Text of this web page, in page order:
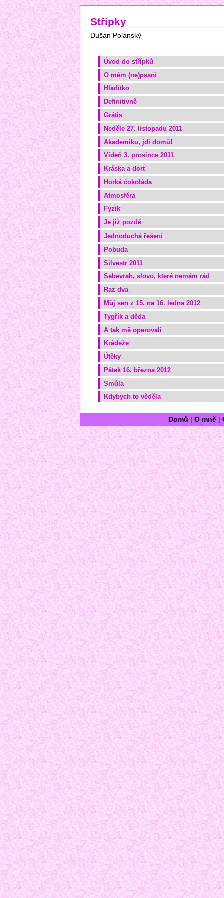
Střípky
Dušan Polanský
Úvod do střípků
O mém (ne)psaní
Hladítko
Definitivně
Grátis
Neděle 27. listopadu 2011
Akademiku, jdi domů!
Vídeň 3. prosince 2011
Kráska a dort
Horká čokoláda
Atmosféra
Fyzik
Je již pozdě
Jednoduchá řešení
Pobuda
Silvestr 2011
Sebevrah, slovo, které nemám rád
Raz dva
Můj sen z 15. na 16. ledna 2012
Tygřík a děda
A tak mě operovali
Krádeže
Útěky
Pátek 16. března 2012
Smůla
Kdybych to věděla
Domů O mně